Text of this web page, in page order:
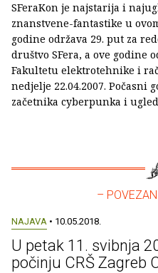
SFeraKon je najstarija i
znanstvene-fantastike u
godine održava 29. put za
društvo SFera, a ove godine
Fakultetu elektrotehnike i
nedjelje 22.04.2007. Počasni
začetnika cyberpunka i
–
NAJAVA • 10.05.2018.
U petak 11. svibnja
počinju CRŠ Zagreb